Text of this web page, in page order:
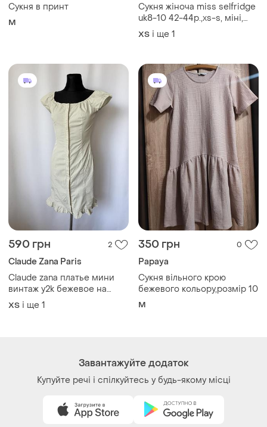
Сукня в принт
M
Сукня жіноча miss selfridge
uk8-10 42-44р.,xs-s, міні,
темно-сіра, поліестер з
еластаном
ХS і ще 1
590 грн 2
Claude Zana Paris
Claude zana платье мини
винтаж y2k бежевое на
крючках по фигуре
романтик романтичное
ХS і ще 1
350 грн 0
Papaya
Сукня вільного крою
бежевого кольору,розмір 10
M
Завантажуйте додаток
Купуйте речі і спілкуйтесь у будь-якому місці